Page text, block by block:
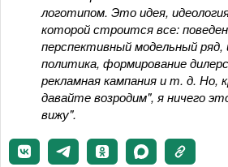
логотипом. Это идея,
которой строится все:
перспективный модельный ряд,
политика, формирование
рекламная кампания и т. д. Но,
давайте возродим", я ничего
вижу".